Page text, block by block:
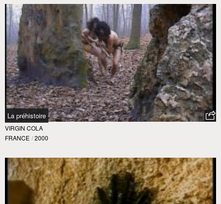
La préhistoire
VIRGIN COLA
FRANCE / 2000